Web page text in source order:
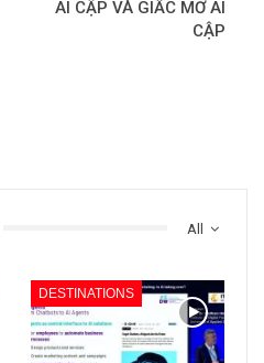
AI CẬP VÀ GIẤC MƠ AI
CẬP
All
DESTINATIONS